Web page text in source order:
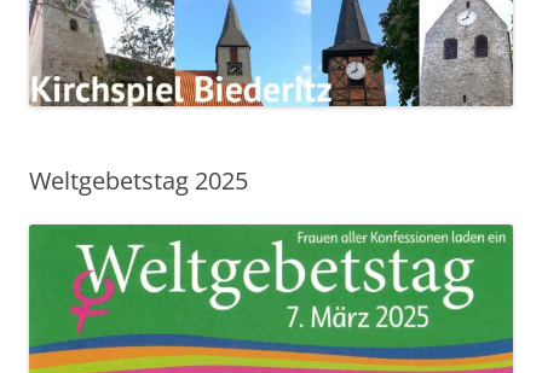
Weltgebetstag 2025